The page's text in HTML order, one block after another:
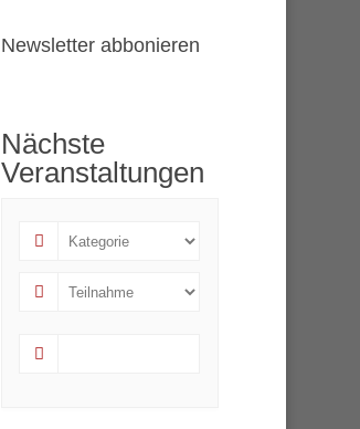
Newsletter abbonieren
Nächste
Veranstaltungen